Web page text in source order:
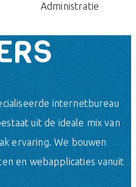
Administratie
internetbureau
uit de ideale mix van
ervaring. We bouwen
en webapplicaties vanuit